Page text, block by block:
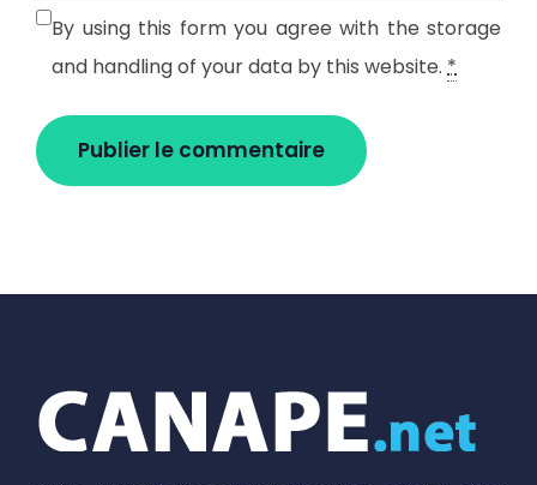
By using this form you agree with the storage
and handling of your data by this website. *